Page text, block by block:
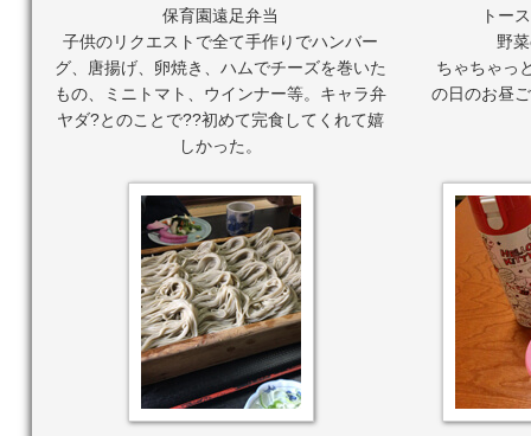
保育園遠足弁当
子供のリクエストで全て手作りでハンバー
グ、唐揚げ、卵焼き、ハムでチーズを巻いた
もの、ミニトマト、ウインナー等。キャラ弁
ヤダ?とのことで??初めて完食してくれて嬉
しかった。
トー
野
ちゃちゃっ
の日のお昼